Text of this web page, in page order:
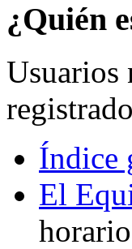
¿Quién
Usuarios
Índice
El